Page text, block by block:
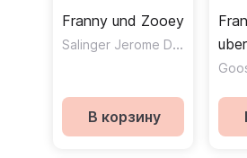
Franny und Zooey
Salinger Jerome David
В корзину